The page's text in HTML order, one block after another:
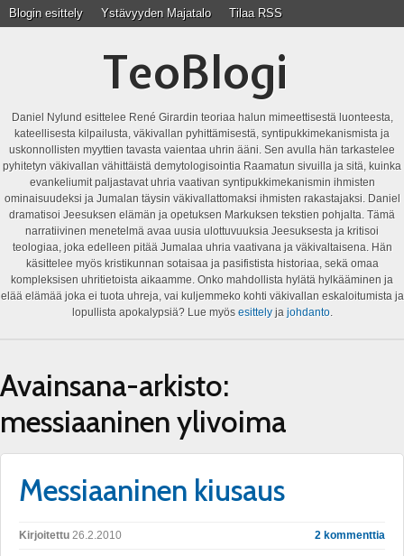
Blogin esittely Ystävyyden Majatalo Tilaa RSS
TeoBlogi
Daniel Nylund esittelee René Girardin teoriaa halun mimeettisestä luonteesta,
kateellisesta kilpailusta, väkivallan pyhittämisestä, syntipukkimekanismista ja
uskonnollisten myyttien tavasta vaientaa uhrin ääni. Sen avulla hän tarkastelee
pyhitetyn väkivallan vähittäistä demytologisointia Raamatun sivuilla ja sitä, kuinka
evankeliumit paljastavat uhria vaativan syntipukkimekanismin ihmisten
ominaisuudeksi ja Jumalan täysin väkivallattomaksi ihmisten rakastajaksi. Daniel
dramatisoi Jeesuksen elämän ja opetuksen Markuksen tekstien pohjalta. Tämä
narratiivinen menetelmä avaa uusia ulottuvuuksia Jeesuksesta ja kritisoi
teologiaa, joka edelleen pitää Jumalaa uhria vaativana ja väkivaltaisena. Hän
käsittelee myös kristikunnan sotaisaa ja pasifistista historiaa, sekä omaa
kompleksisen uhritietoista aikaamme. Onko mahdollista hylätä hylkääminen ja
elää elämää joka ei tuota uhreja, vai kuljemmeko kohti väkivallan eskaloitumista ja
lopullista apokalypsiä? Lue myös esittelyja johdanto.
Avainsana-arkisto:
messiaaninen ylivoima
Messiaaninen kiusaus
Kirjoitettu 26.2.2010 2 kommenttia